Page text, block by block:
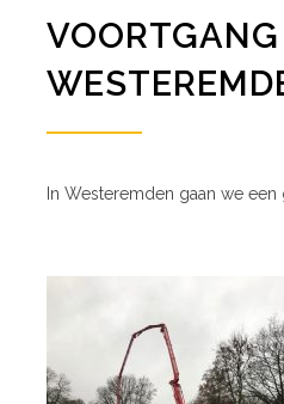
In Westeremden gaan we